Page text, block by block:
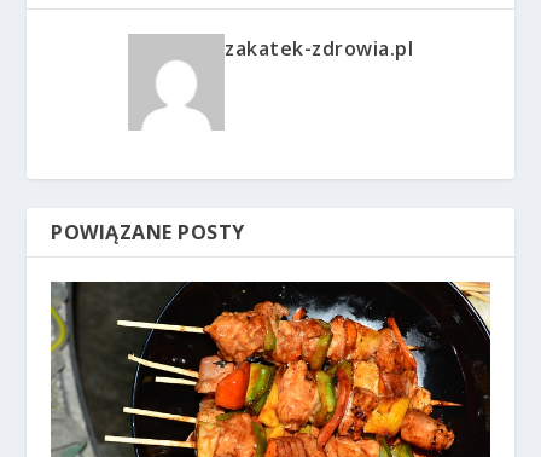
zakatek-zdrowia.pl
POWIĄZANE POSTY